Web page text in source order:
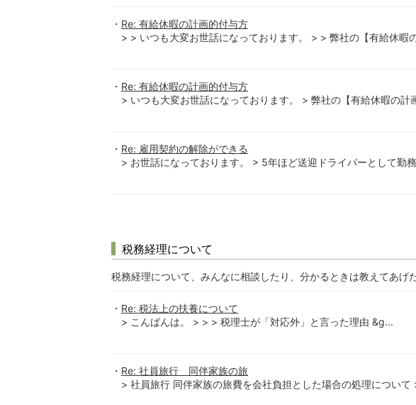
Re: 有給休暇の計画的付与方
> > いつも大変お世話になっております。 > > 弊社の【有給休暇
Re: 有給休暇の計画的付与方
> いつも大変お世話になっております。 > 弊社の【有給休暇の計
Re: 雇用契約の解除ができる
> お世話になっております。 > 5年ほど送迎ドライバーとして勤
税務経理について
税務経理について、みんなに相談したり、分かるときは教えてあげ
Re: 税法上の扶養について
> こんばんは。 > > > 税理士が「対応外」と言った理由 &g...
Re: 社員旅行 同伴家族の旅
> 社員旅行 同伴家族の旅費を会社負担とした場合の処理について